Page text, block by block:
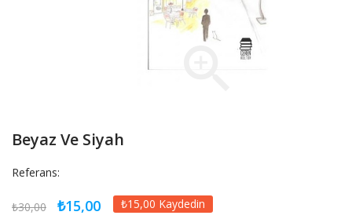

Beyaz Ve Siyah
Referans:
₺30,00 ₺15,00 ₺15,00 Kaydedin